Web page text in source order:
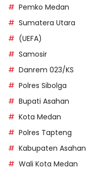
Pemko Medan
Sumatera Utara
(UEFA)
Samosir
Danrem 023/KS
Polres Sibolga
Bupati Asahan
Kota Medan
Polres Tapteng
Kabupaten Asahan
Wali Kota Medan